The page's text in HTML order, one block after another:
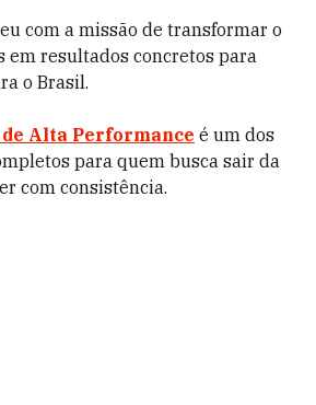
com a missão de transformar o
em resultados concretos para
o Brasil.
de Alta Performance é um dos
para quem busca sair da
com consistência.